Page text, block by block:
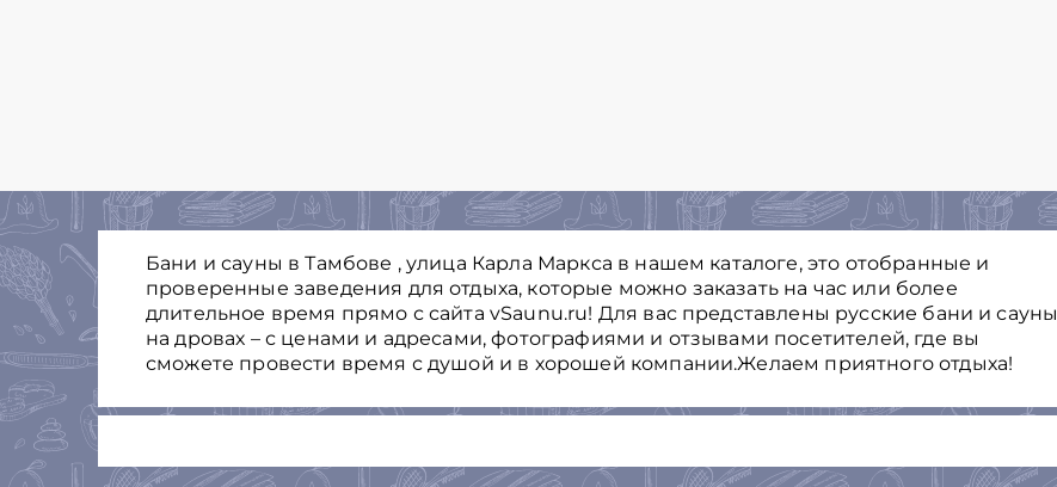
Бани и сауны в Тамбове , улица Карла Маркса в нашем каталоге, это отобранные и
проверенные заведения для отдыха, которые можно заказать на час или более
длительное время прямо с сайта vSaunu.ru! Для вас представлены русские бани и сауны
на дровах – с ценами и адресами, фотографиями и отзывами посетителей, где вы
сможете провести время с душой и в хорошей компании.Желаем приятного отдыха!